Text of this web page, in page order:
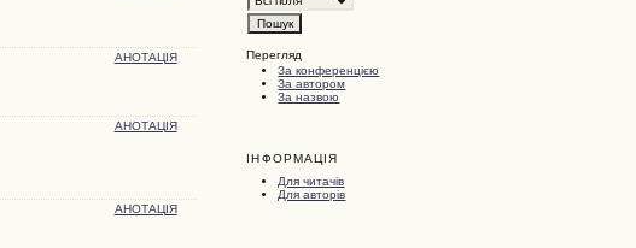
Перегляд
За конференцією
За автором
За назвою
ІНФОРМАЦІЯ
Для читачів
Для авторів
АНОТАЦІЯ
АНОТАЦІЯ
АНОТАЦІЯ